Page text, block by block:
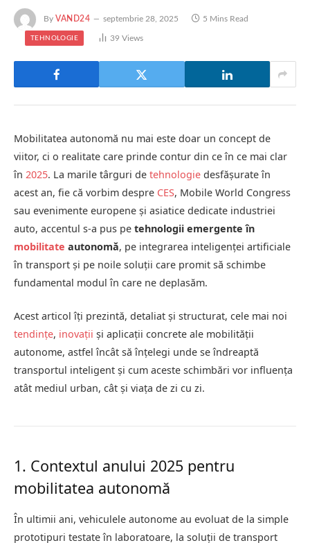
By VAND24 septembrie 28, 2025 5 Mins Read
TEHNOLOGIE 39 Views
Mobilitatea autonomă nu mai este doar un concept de
viitor, ci o realitate care prinde contur din ce în ce mai clar
în 2025. La marile târguri de tehnologie desfășurate în
acest an, fie că vorbim despre CES, Mobile World Congress
sau evenimente europene și asiatice dedicate industriei
auto, accentul s-a pus pe tehnologii emergente în
mobilitate autonomă, pe integrarea inteligenței artificiale
în transport și pe noile soluții care promit să schimbe
fundamental modul în care ne deplasăm.
Acest articol îți prezintă, detaliat și structurat, cele mai noi
tendințe, inovații și aplicații concrete ale mobilității
autonome, astfel încât să înțelegi unde se îndreaptă
transportul inteligent și cum aceste schimbări vor influența
atât mediul urban, cât și viața de zi cu zi.
1. Contextul anului 2025 pentru
mobilitatea autonomă
În ultimii ani, vehiculele autonome au evoluat de la simple
prototipuri testate în laboratoare, la soluții de transport